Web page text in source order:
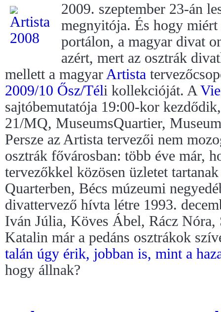
2009. szeptember 23-án
megnyitója. És hogy
portálon, a magyar divat
azért, mert az osztrák
mellett a magyar Artista
2009/10 Ősz/Téli kollekcióját. A
sajtóbemutatója 19:00-kor
21/MQ, MuseumsQuartier,
Persze az Artista tervezői nem
osztrák fővárosban: több éve már,
tervezőkkel közösen üzletet
Quarterben, Bécs múzeumi
divattervező hívta létre 1993.
Iván Júlia, Köves Ábel, Rácz Nóra,
Katalin már a pedáns osztrákok
talán úgy érik, jobban is, mint a
hogy állnak?